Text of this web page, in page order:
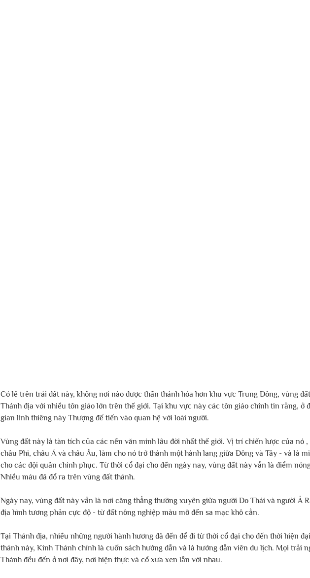
Có lẽ trên trái đất này, không nơi nào được thần thánh hóa hơn khu vực Trung Đông, vùng
Thánh địa với nhiều tôn giáo lớn trên thế giới. Tại khu vực này các tôn giáo chính tin rằng, ở
gian linh thiêng này Thượng đế tiến vào quan hệ với loài người.
Vùng đất này là tàn tích của các nền văn minh lâu đời nhất thế giới. Vị trí chiến lược của nó ,
châu Phi, châu Á và châu Âu, làm cho nó trở thành một hành lang giữa Đông và Tây - và là
cho các đội quân chinh phục. Từ thời cổ đại cho đến ngày nay, vùng đất này vẫn là điểm
Nhiều máu đã đổ ra trên vùng đất thánh.
Ngày nay, vùng đất này vẫn là nơi căng thẳng thường xuyên giữa người Do Thái và người Ả
địa hình tương phản cực độ - từ đất nông nghiệp màu mỡ đến sa mạc khô cằn.
Tại Thánh địa, nhiều những người hành hương đã đến để đi từ thời cổ đại cho đến thời hiện
thánh này, Kinh Thánh chính là cuốn sách hướng dẫn và là hướng dẫn viên du lịch. Mọi trải
Thánh đều đến ở nơi đây, nơi hiện thực và cổ xưa xen lẫn với nhau.